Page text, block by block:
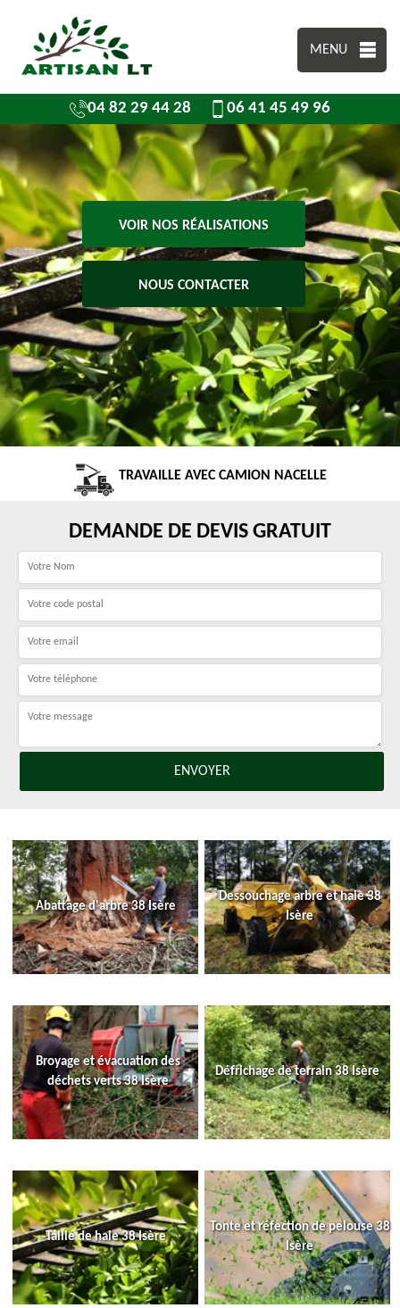
MENU
04 82 29 44 28 06 41 45 49 96
VOIR NOS RÉALISATIONS
NOUS CONTACTER
TRAVAILLE AVEC CAMION NACELLE
DEMANDE DE DEVIS GRATUIT
Abattage d'arbre 38 Isère
Dessouchage arbre et haie 38
Isère
Broyage et évacuation des
déchets verts 38 Isère
Défrichage de terrain 38 Isère
Taille de haie 38 Isère
Tonte et réfection de pelouse 38
Isère